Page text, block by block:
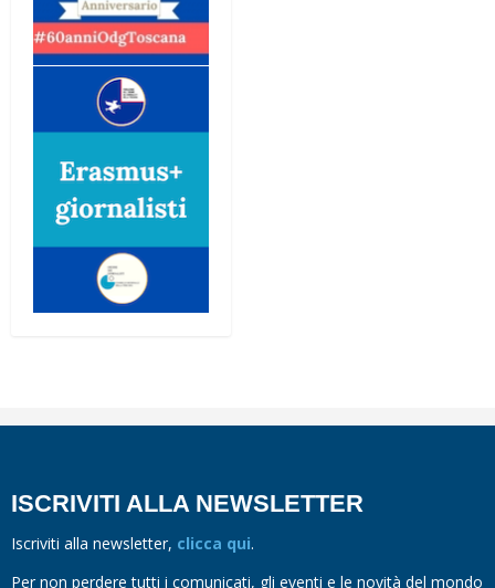
ISCRIVITI ALLA NEWSLETTER
Iscriviti alla newsletter, clicca qui.
Per non perdere tutti i comunicati, gli eventi e le novità del mondo